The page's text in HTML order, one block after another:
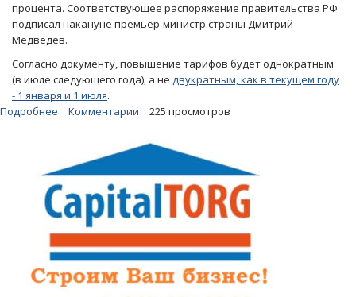
процента. Соответствующее распоряжение правительства РФ
подписал накануне премьер-министр страны Дмитрий
Медведев.
Согласно документу, повышение тарифов будет однократным
(в июле следующего года), а не двукратным, как в текущем году
- 1 января и 1 июля.
Подробнее
повысить
тарифы
на
ЖКУ
в
Саратовской
области
на
3,6
Комментарии 225 просмотров